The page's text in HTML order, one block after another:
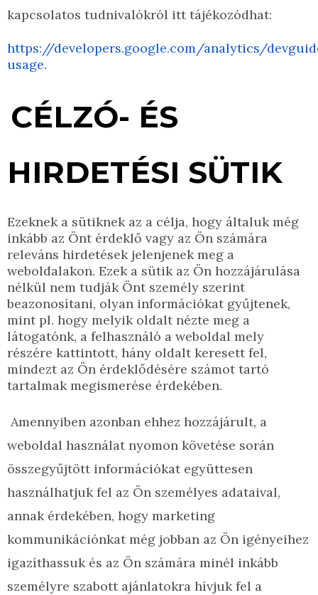
kapcsolatos tudnivalókról itt tájékozódhat:
https://developers.google.com/analytics/
usage.
CÉLZÓ- ÉS
HIRDETÉSI SÜTIK
Ezeknek a sütiknek az a célja, hogy általuk még
inkább az Önt érdeklő vagy az Ön számára
releváns hirdetések jelenjenek meg a
weboldalakon. Ezek a sütik az Ön hozzájárulása
nélkül nem tudják Önt személy szerint
beazonosítani, olyan információkat gyűjtenek,
mint pl. hogy melyik oldalt nézte meg a
látogatónk, a felhasználó a weboldal mely
részére kattintott, hány oldalt keresett fel,
mindezt az Ön érdeklődésére számot tartó
tartalmak megismerése érdekében.
Amennyiben azonban ehhez hozzájárult, a
weboldal használat nyomon követése során
összegyűjtött információkat együttesen
használhatjuk fel az Ön személyes adataival,
annak érdekében, hogy marketing
kommunikációnkat még jobban az Ön igényeihez
igazíthassuk és az Ön számára minél inkább
személyre szabott ajánlatokra hívjuk fel a